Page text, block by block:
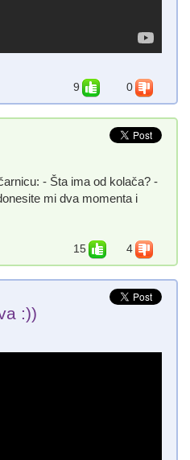
9 0
- Šta ima od kolača? -
mi dva momenta i
15 4
:))